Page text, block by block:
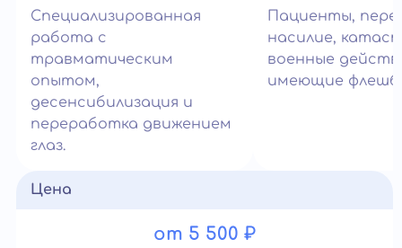
Специализированная
работа с
травматическим
опытом,
десенсибилизация и
переработка движением
глаз.
Пациенты,
насилие,
военные
имеющие
Цена
от 5 500 ₽